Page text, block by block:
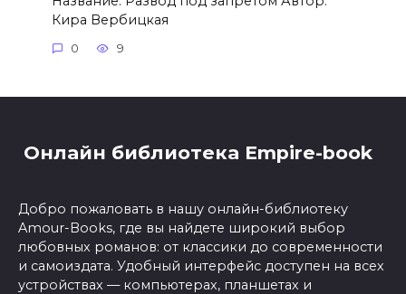
Кира Вербицкая
0 9
Онлайн библиотека Empire-book
Добро пожаловать в нашу онлайн-библиотеку
Amour-Books, где вы найдете широкий выбор
любовных романов: от классики до современности
и самоиздата. Удобный интерфейс доступен на всех
устройствах — компьютерах, планшетах и